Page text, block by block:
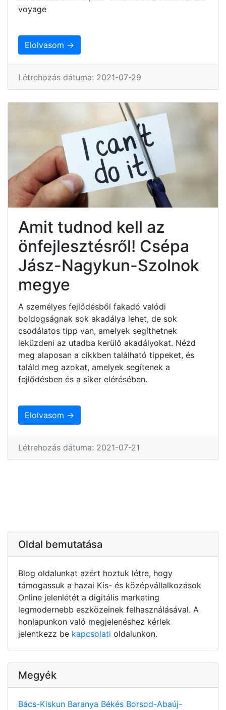
voyage
Elolvasom →
Létrehozás dátuma: 2021-07-29
Amit tudnod kell az
önfejlesztésről! Csépa
Jász-Nagykun-Szolnok
megye
A személyes fejlődésből fakadó valódi
boldogságnak sok akadálya lehet, de sok
csodálatos tipp van, amelyek segíthetnek
leküzdeni az utadba kerülő akadályokat. Nézd
meg alaposan a cikkben található tippeket, és
találd meg azokat, amelyek segítenek a
fejlődésben és a siker elérésében.
Elolvasom →
Létrehozás dátuma: 2021-07-21
Oldal bemutatása
Blog oldalunkat azért hoztuk létre, hogy
támogassuk a hazai Kis- és középvállalkozások
Online jelenlétét a digitális marketing
legmodernebb eszközeinek felhasználásával. A
honlapunkon való megjelenéshez kérlek
jelentkezz be kapcsolati oldalunkon.
Megyék
Bács-Kiskun Baranya Békés Borsod-Abaúj-